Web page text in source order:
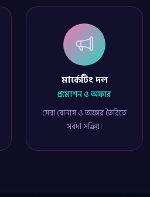
মার্কেটিং দল
প্রমোশন ও অফার
সেরা বোনাস ও অফার তৈরিতে
সর্বদা সক্রিয়।